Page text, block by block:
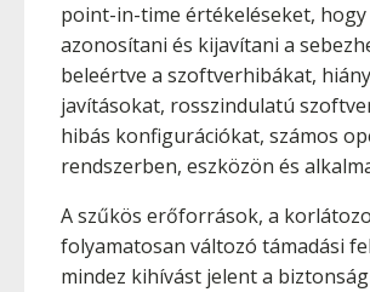
point-in-time értékeléseket,
azonosítani és kijavítani a
beleértve a szoftverhibákat,
javításokat, rosszindulatú
hibás konfigurációkat, számos
rendszerben, eszközön és
A szűkös erőforrások, a
folyamatosan változó támadási
mindez kihívást jelent a